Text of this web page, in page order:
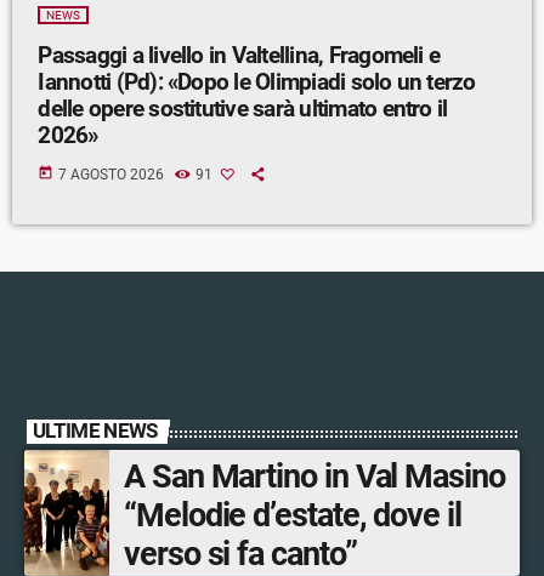
NEWS
Passaggi a livello in Valtellina, Fragomeli e
Iannotti (Pd): «Dopo le Olimpiadi solo un terzo
delle opere sostitutive sarà ultimato entro il
2026»
today 7 AGOSTO 2026 91
ULTIME NEWS
A San Martino in Val Masino
“Melodie d’estate, dove il
verso si fa canto”